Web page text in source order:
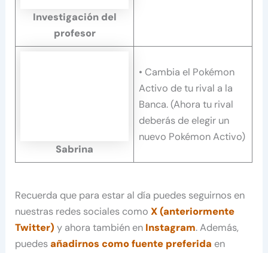
Investigación del
profesor
Sabrina
• Cambia el Pokémon
Activo de tu rival a la
Banca. (Ahora tu rival
deberás de elegir un
nuevo Pokémon Activo)
Recuerda que para estar al día puedes seguirnos en
nuestras redes sociales comoX (anteriormente
Twitter) y ahora también en Instagram. Además,
puedesañadirnos como fuente preferida en